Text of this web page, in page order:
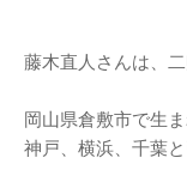
藤木直人さんは、
岡山県倉敷市で生
神戸、横浜、千葉